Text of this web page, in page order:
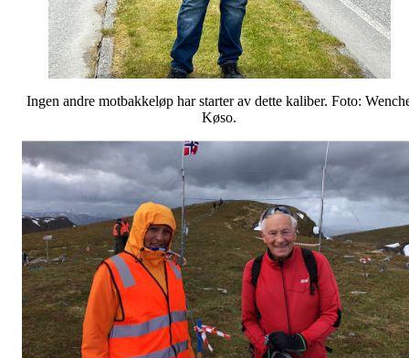
Ingen andre motbakkeløp har starter av dette kaliber. Foto:
Køso.